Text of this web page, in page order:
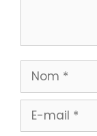
Nom
mail